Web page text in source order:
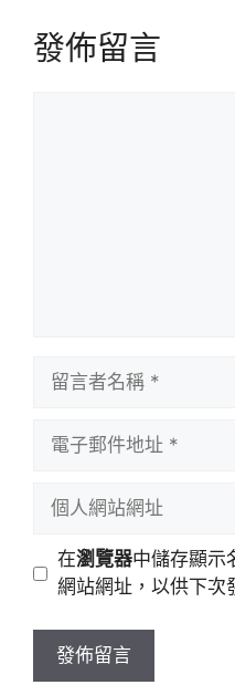
發佈留言
址
站
址
在瀏覽器中儲存顯示
網站網址，以供下次